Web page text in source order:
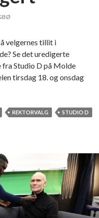
velgernes tillit i
Se det uredigerte
fra Studio D på Molde
tirsdag 18. og onsdag
REKTORVALG
STUDIO D